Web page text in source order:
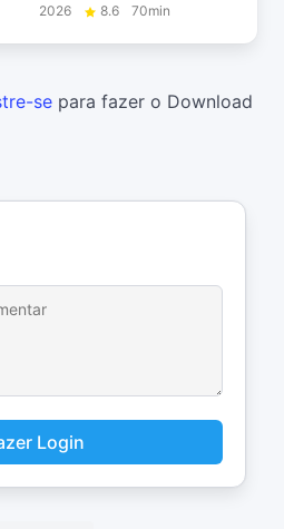
2026
8.6 70min
se para fazer o Download
Login